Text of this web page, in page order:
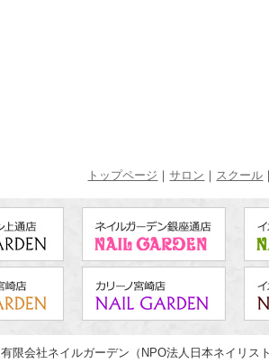
トップページ ｜サロン ｜ スクール
有限会社ネイルガーデン（NPO法人日本ネイリス